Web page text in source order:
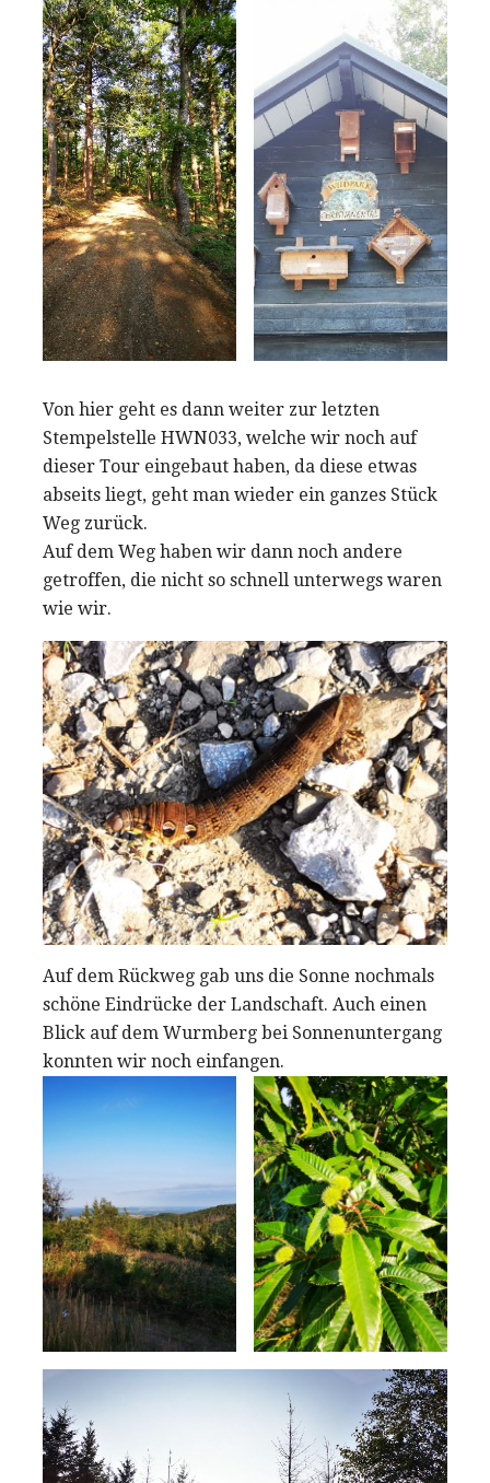
Von hier geht es dann weiter zur letzten
Stempelstelle HWN033, welche wir noch auf
dieser Tour eingebaut haben, da diese etwas
abseits liegt, geht man wieder ein ganzes Stück
Weg zurück.
Auf dem Weg haben wir dann noch andere
getroffen, die nicht so schnell unterwegs waren
wie wir.
Auf dem Rückweg gab uns die Sonne nochmals
schöne Eindrücke der Landschaft. Auch einen
Blick auf dem Wurmberg bei Sonnenuntergang
konnten wir noch einfangen.